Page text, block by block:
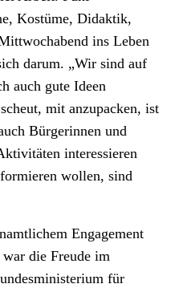
Kostüme, Didaktik,
ins Leben
da­rum. „Wir sind auf
auch gute Ideen
mit anzupacken, ist
Bürgerinnen und
interessieren
wollen, sind
Engagement
die Freude im
für